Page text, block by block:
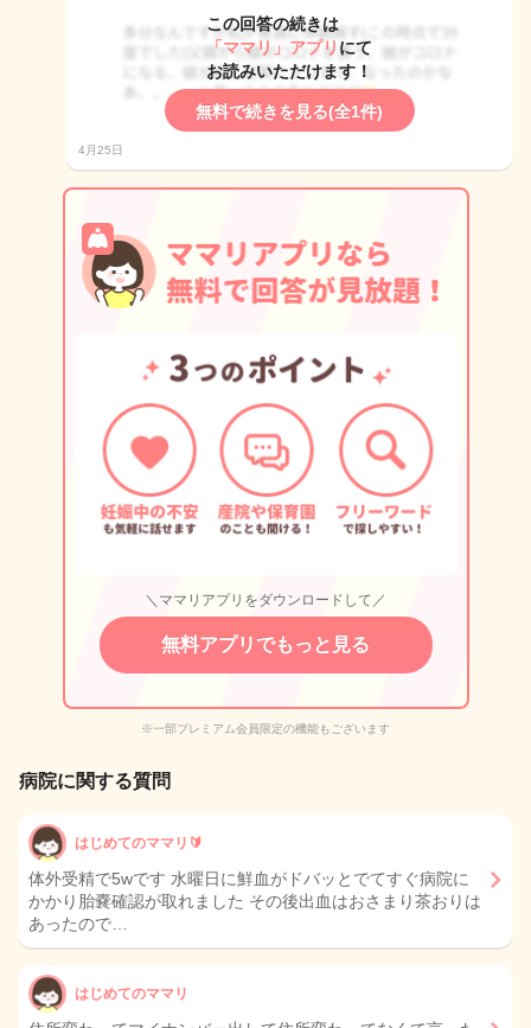
この回答の続きは
「ママリ」アプリ にて
お読みいただけます！
無料で続きを見る(全1件)
4月25日
＼ママリアプリをダウンロードして／
無料アプリでもっと見る
※一部プレミアム会員限定の機能もございます
病院に関する質問
はじめてのママリ🔰
体外受精で5wです 水曜日に鮮血がドバッとでてすぐ病院に
かかり胎嚢確認が取れました その後出血はおさまり茶おりは
あったので…
はじめてのママリ